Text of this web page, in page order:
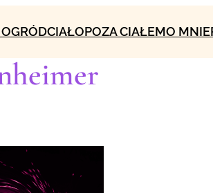
CIAŁOPOZA CIAŁEMO MNIE